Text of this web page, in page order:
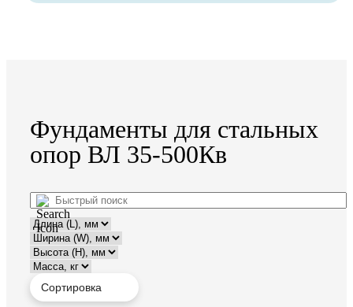
Фундаменты для стальных
опор ВЛ 35-500Кв